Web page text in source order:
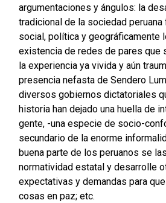
argumentaciones y ángulos: la
tradicional de la sociedad peruana
social, política y geográficamente
existencia de redes de pares que
la experiencia ya vivida y aún
presencia nefasta de Sendero
diversos gobiernos dictatoriales
historia han dejado una huella de
gente, -una especie de socio-
secundario de la enorme
buena parte de los peruanos se
normatividad estatal y desarrolle
expectativas y demandas para
cosas en paz; etc.